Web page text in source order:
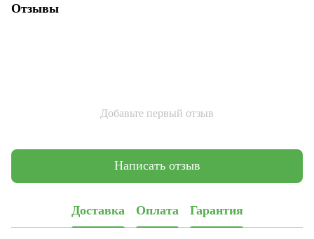
Отзывы
Добавьте первый отзыв
Написать отзыв
Доставка Оплата Гарантия